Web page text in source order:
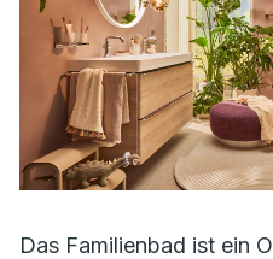
Das Familienbad ist ein